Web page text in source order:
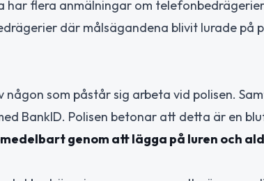
har flera anmälningar om
där målsägandena blivit lurade på
som påstår sig arbeta vid polisen.
BankID. Polisen betonar att detta är en
genom att lägga på luren och